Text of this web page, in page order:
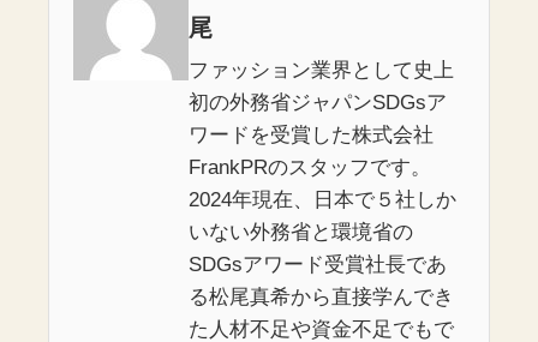
尾
ファッション業界として史上
初の外務省ジャパンSDGsア
ワードを受賞した株式会社
FrankPRのスタッフです。
2024年現在、日本で５社しか
いない外務省と環境省の
SDGsアワード受賞社長であ
る松尾真希から直接学んでき
た人材不足や資金不足でもで